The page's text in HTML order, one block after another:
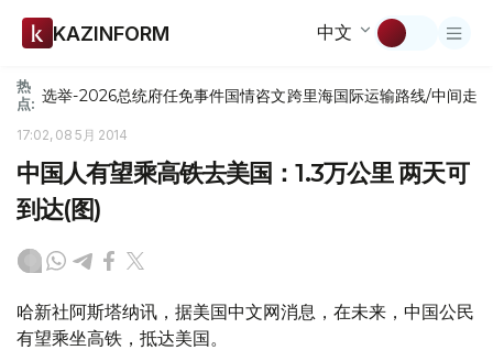
KAZINFORM 中文
热
点: 选举-2026总统府任免事件国情咨文跨里海国际运输路线/中间走廊
17:02, 08 5月 2014
中国人有望乘高铁去美国：1.3万公里 两天可
到达(图)
哈新社阿斯塔纳讯，据美国中文网消息，在未来，中国公民
有望乘坐高铁，抵达美国。